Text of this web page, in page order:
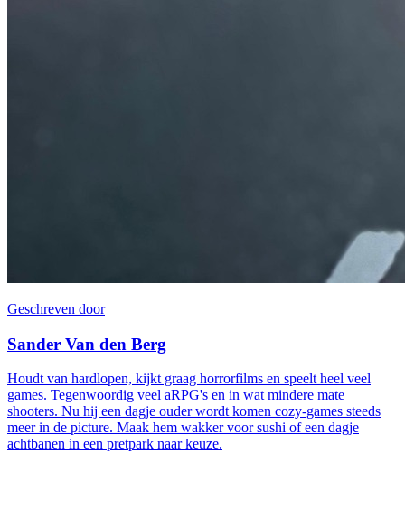
Geschreven door
Sander Van den Berg
Houdt van hardlopen, kijkt graag horrorfilms en speelt heel veel
games. Tegenwoordig veel aRPG's en in wat mindere mate
shooters. Nu hij een dagje ouder wordt komen cozy-games steeds
meer in de picture. Maak hem wakker voor sushi of een dagje
achtbanen in een pretpark naar keuze.